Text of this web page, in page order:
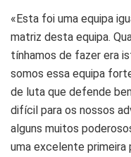
«Esta foi uma equipa
matriz desta equipa.
tínhamos de fazer era
somos essa equipa
de luta que defende
difícil para os nossos
alguns muitos
uma excelente